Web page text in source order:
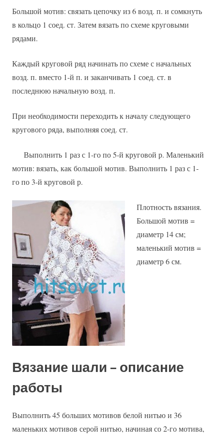
Большой мотив: связать цепочку из 6 возд. п. и сомкнуть
в кольцо 1 соед. ст. Затем вязать по схеме круговыми
рядами.
Каждый круговой ряд начинать по схеме с начальных
возд. п. вместо 1-й п. и заканчивать 1 соед. ст. в
последнюю начальную возд. п.
При необходимости переходить к началу следующего
кругового ряда, выполняя соед. ст.
Выполнить 1 раз с 1-го по 5-й круговой р. Маленький
мотив: вязать, как большой мотив. Выполнить 1 раз с 1-
го по 3-й круговой р.
Плотность вязания.
Большой мотив =
диаметр 14 см;
маленький мотив =
диаметр 6 см.
Вязание шали – описание
работы
Выполнить 45 больших мотивов белой нитью и 36
маленьких мотивов серой нитью, начиная со 2-го мотива,